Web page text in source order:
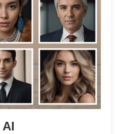
צור פנים אנושיות ריאליסטיות בעזרת AI